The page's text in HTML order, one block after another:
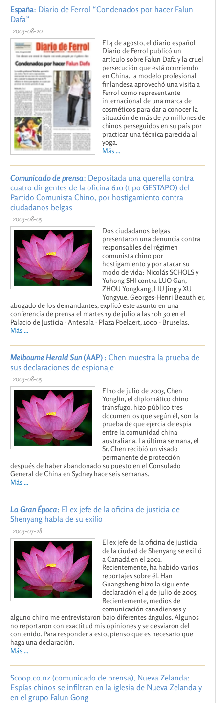
España: Diario de Ferrol “Condenados por hacer Falun
Dafa”
2005-08-20
El 4 de agosto, el diario español
Diario de Ferrol publicó un
artículo sobre Falun Dafa y la cruel
persecución que está ocurriendo
en China.La modelo profesional
finlandesa aprovechó una visita a
Ferrol como representante
internacional de una marca de
cosméticos para dar a conocer la
situación de más de 70 millones de
chinos perseguidos en su país por
practicar una técnica parecida al
yoga.
Más ...
Comunicado de prensa: Depositada una querella contra
cuatro dirigentes de la oficina 610 (tipo GESTAPO) del
Partido Comunista Chino, por hostigamiento contra
ciudadanos belgas
2005-08-05
Dos ciudadanos belgas
presentaron una denuncia contra
responsables del régimen
comunista chino por
hostigamiento y por atacar su
modo de vida: Nicolás SCHOLS y
Yuhong SHI contra LUO Gan,
ZHOU Yongkang, LIU Jing y XU
Yongyue. Georges-Henri Beauthier,
abogado de los demandantes, explicó este asunto en una
conferencia de prensa el martes 19 de julio a las 10h 30 en el
Palacio de Justicia - Antesala - Plaza Poelaert, 1000 - Bruselas.
Más ...
Melbourne Herald Sun(AAP) : Chen muestra la prueba de
sus declaraciones de espionaje
2005-08-05
El 10 de julio de 2005, Chen
Yonglin, el diplomático chino
tránsfugo, hizo público tres
documentos que según él, son la
prueba de que ejercía de espía
entre la comunidad china
australiana. La última semana, el
Sr. Chen recibió un visado
permanente de protección
después de haber abandonado su puesto en el Consulado
General de China en Sydney hace seis semanas.
Más ...
La Gran Época: El ex jefe de la oficina de justicia de
Shenyang habla de su exilio
2005-07-28
El ex jefe de la oficina de justicia
de la ciudad de Shenyang se exilió
a Canadá en el 2001.
Recientemente, ha habido varios
reportajes sobre él. Han
Guangsheng hizo la siguiente
declaración el 4 de julio de 2005.
Recientemente, medios de
comunicación canadienses y
alguno chino me entrevistaron bajo diferentes ángulos. Algunos
no reportaron con exactitud mis opiniones y se desviaron del
contenido. Para responder a esto, pienso que es necesario que
haga una declaración.
Más ...
Scoop.co.nz (comunicado de prensa), Nueva Zelanda:
Espías chinos se infiltran en la iglesia de Nueva Zelanda y
en el grupo Falun Gong